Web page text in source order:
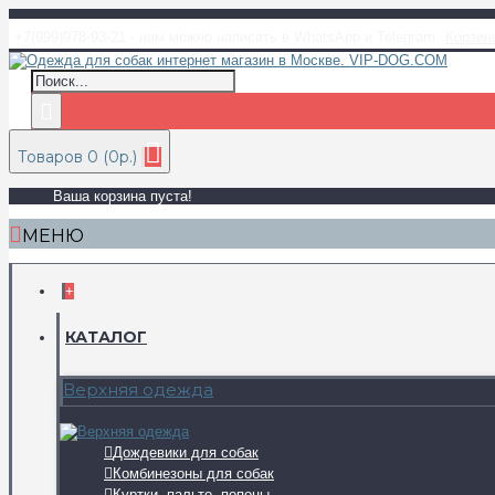
Товаров 0 (0р.)
Ваша корзина пуста!
МЕНЮ
+
КАТАЛОГ
Верхняя одежда
Дождевики для собак
Комбинезоны для собак